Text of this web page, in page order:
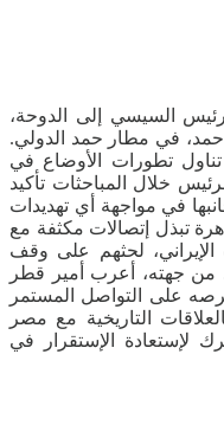
السيسي إلى الدوحة،
في مطار حمد الدولي.
تطورات الأوضاع في
خلال المباحثات تأكيد
في مواجهة أي تهديدات
تبذل إتصالات مكثفة مع
لحثهم على وقف
من جهته، أعرب أمير قطر
على التواصل المستمر
التاريخية مع مصر
لإستعادة الإستقرار في